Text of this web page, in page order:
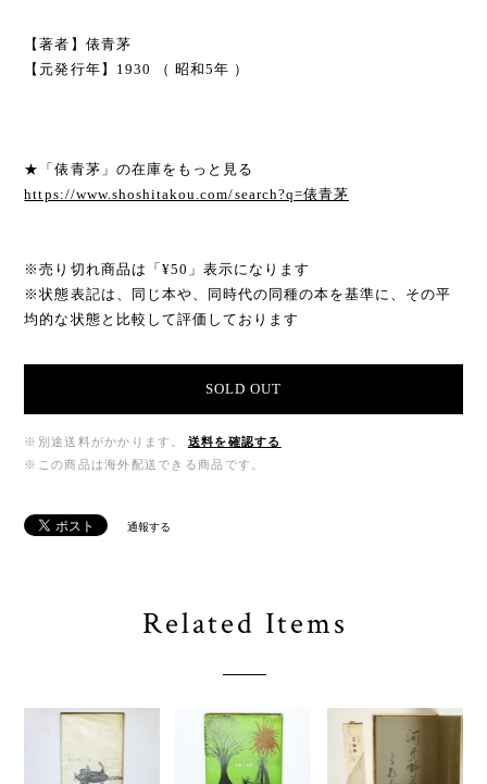
【著者】俵青茅
【元発行年】1930 （ 昭和5年 ）
★「俵青茅」の在庫をもっと見る
https://www.shoshitakou.com/search?q=俵青茅
※売り切れ商品は「¥50」表示になります
※状態表記は、同じ本や、同時代の同種の本を基準に、その平
均的な状態と比較して評価しております
SOLD OUT
※別途送料がかかります。
送料を確認する
※この商品は海外配送できる商品です。
通報する
Related Items